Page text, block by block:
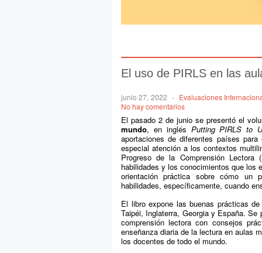
El uso de PIRLS en las
junio 27, 2022 - Evaluaciones
No hay comentarios
El pasado 2 de junio se presentó el
mundo, en inglés Putting PIRLS to
aportaciones de diferentes países
especial atención a los contextos
Progreso de la Comprensión
habilidades y los conocimientos que los
orientación práctica sobre cómo un
habilidades, específicamente, cuando
El libro expone las buenas prácticas
Taipéi, Inglaterra, Georgia y España.
comprensión lectora con consejos
enseñanza diaria de la lectura en aulas
los docentes de todo el mundo.